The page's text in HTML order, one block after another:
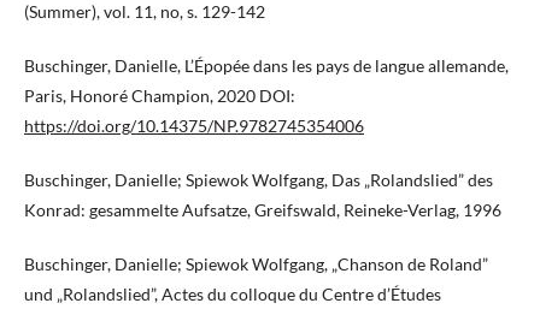
(Summer), vol. 11, no, s. 129-142
Buschinger, Danielle, L’Épopée dans les pays de langue allemande,
Paris, Honoré Champion, 2020 DOI:
https://doi.org/10.14375/NP.9782745354006
Buschinger, Danielle; Spiewok Wolfgang, Das „Rolandslied” des
Konrad: gesammelte Aufsatze, Greifswald, Reineke-Verlag, 1996
Buschinger, Danielle; Spiewok Wolfgang, „Chanson de Roland”
und „Rolandslied”, Actes du colloque du Centre d’Études